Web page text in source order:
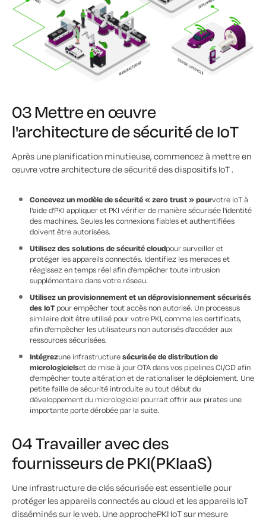
03 Mettre en œuvre
l'architecture de sécurité de IoT
Après une planification minutieuse, commencez à mettre en
œuvre votre architecture de sécurité des dispositifs IoT .
Concevez un modèle de sécurité « zero trust » pourvotre IoT à
l'aide d'PKI appliquer et PKI vérifier de manière sécurisée l'identité
des machines. Seules les connexions fiables et authentifiées
doivent être autorisées.
Utilisez des solutions de sécurité cloudpour surveiller et
protéger les appareils connectés. Identifiez les menaces et
réagissez en temps réel afin d'empêcher toute intrusion
supplémentaire dans votre réseau.
Utilisez un provisionnement et un déprovisionnement sécurisés
des IoT pour empêcher tout accès non autorisé. Un processus
similaire doit être utilisé pour votre PKI, comme les certificats,
afin d'empêcher les utilisateurs non autorisés d'accéder aux
ressources sécurisées.
Intégrezune infrastructuresécurisée de distribution de
micrologicielset de mise à jour OTA dans vos pipelines CI/CD afin
d'empêcher toute altération et de rationaliser le déploiement. Une
petite faille de sécurité introduite au tout début du
développement du micrologiciel pourrait offrir aux pirates une
importante porte dérobée par la suite.
04 Travailler avec des
fournisseurs de PKI(PKIaaS)
Une infrastructure de clés sécurisée est essentielle pour
protéger les appareils connectés au cloud et les appareils IoT
disséminés sur le web. Une approchePKI IoT sur mesure